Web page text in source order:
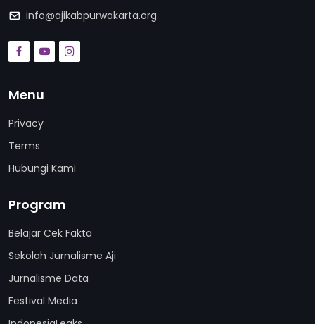
info@ajikabpurwakarta.org
Menu
Privacy
Terms
Hubungi Kami
Program
Belajar Cek Fakta
Sekolah Jurnalisme Aji
Jurnalisme Data
Festival Media